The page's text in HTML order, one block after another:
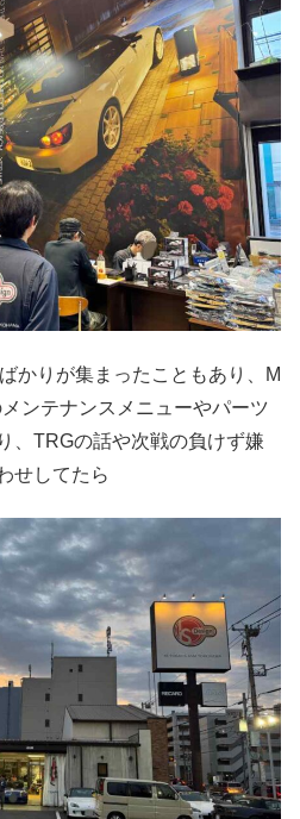
かりが集まったこともあり、M
ンテナンスメニューやパーツ
、TRGの話や次戦の負けず嫌
せしてたら